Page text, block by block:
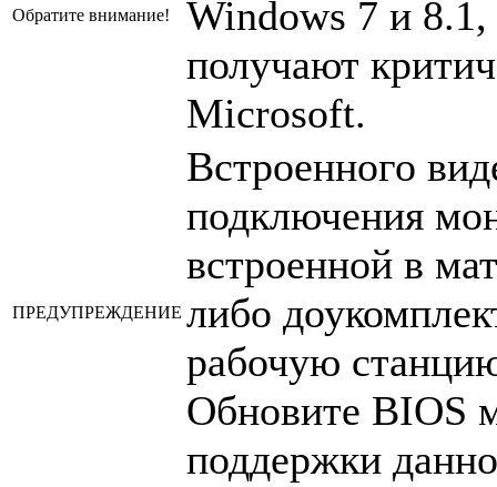
Обратите внимание!
Windows 7 и 8.1,
получают
Microsoft.
ПРЕДУПРЕЖДЕНИЕ
Встроенного
подключения
встроенной в
либо
рабочую
Обновите BIOS
поддержки